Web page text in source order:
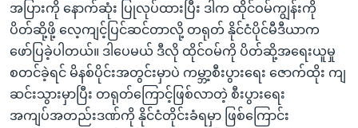
အပြားကို နောက်ဆုံး ပြုလုပ်ထားပြီး ဒါက ထိုင်ဝမ်ကျွန်းကို
ပိတ်ဆို့ဖို့ လေ့ကျင့်ပြင်ဆင်တာလို့ တရုတ် နိုင်ငံပိုင်မီဒီယာက
ဖော်ပြခဲ့ပါတယ်။ ဒါပေမယ် ဒီလို ထိုင်ဝမ်ကို ပိတ်ဆို့အရေးယူမှု
စတင်ခဲ့ရင် မိနစ်ပိုင်းအတွင်းမှာပဲ ကမ္ဘာ့စီးပွားရေး ဇောက်ထိုး ကျ
ဆင်းသွားမှာပြီး တရုတ်ကြောင့်ဖြစ်လာတဲ့ စီးပွားရေး
အကျပ်အတည်းဒဏ်ကို နိုင်ငံတိုင်းခံရမှာ ဖြစ်ကြောင်း